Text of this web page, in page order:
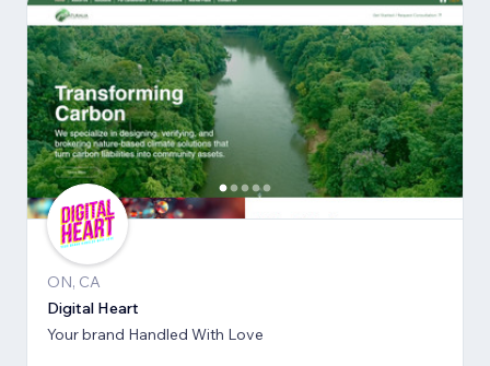
ON, CA
Digital Heart
Your brand Handled With Love